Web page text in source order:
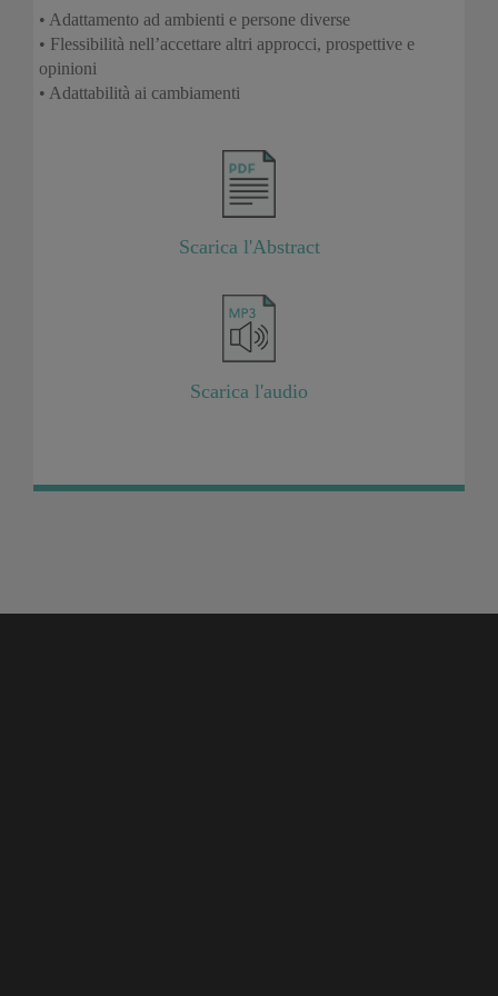
• Adattamento ad ambienti e persone diverse
• Flessibilità nell’accettare altri approcci, prospettive e
opinioni
• Adattabilità ai cambiamenti
Scarica l'Abstract
Scarica l'audio